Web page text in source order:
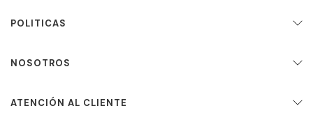
POLITICAS
NOSOTROS
ATENCIÓN AL CLIENTE